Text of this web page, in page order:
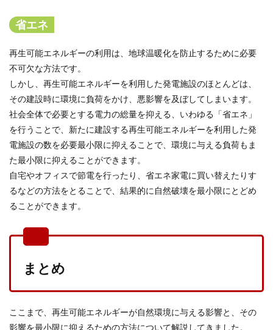
省エネ
再生可能エネルギーの利用は、地球温暖化を防止するために必要
不可欠な方法です。
しかし、再生可能エネルギーを利用した発電施設のほとんどは、
その建設時に環境に負荷をかけ、悪影響を及ぼしてしまいます。
社会全体で必要とする電力の総量を抑える、いわゆる「省エネ」
を行うことで、新たに建設する再生可能エネルギーを利用した発
電施設の数を必要最小限に抑えることで、環境に与える負荷もま
た最小限に抑えることができます。
自宅やオフィスで節電を行ったり、省エネ家電に買い替えたりす
るなどの方法をとることで、結果的に自然破壊を最小限にとどめ
ることができます。
まとめ
ここまで、再生可能エネルギーが自然環境に与える影響と、その
影響を最小限に抑えるための方法について解説してきました。